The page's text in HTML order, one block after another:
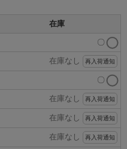
在庫
〇
在庫なし 再入荷通知
〇
在庫なし 再入荷通知
在庫なし 再入荷通知
在庫なし 再入荷通知